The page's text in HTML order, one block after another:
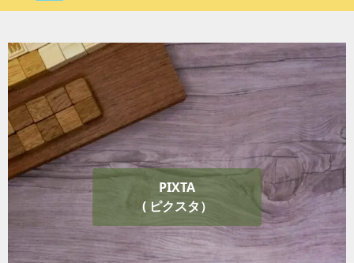
PIXTA
( ピクスタ）